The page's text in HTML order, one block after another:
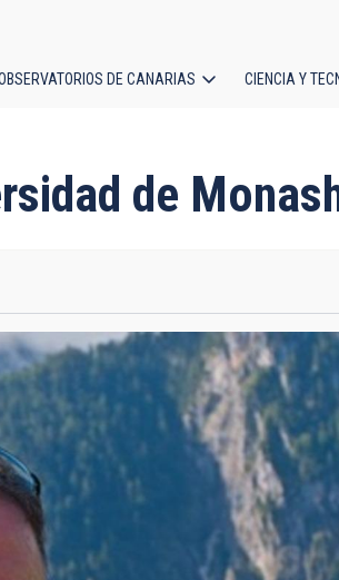
DE CANARIAS CIENCIA Y
de